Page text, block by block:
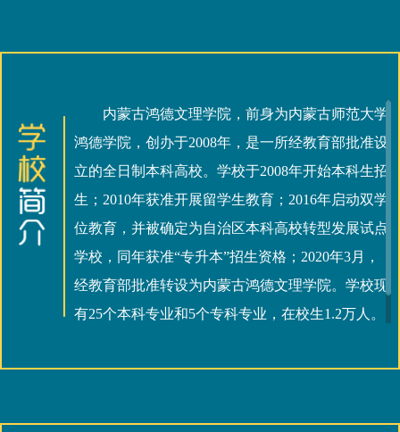
内蒙古鸿德文理学院，前身为内蒙古师范大学
鸿德学院，创办于2008年，是一所经教育部批准设
立的全日制本科高校。学校于2008年开始本科生招
生；2010年获准开展留学生教育；2016年启动双学
位教育，并被确定为自治区本科高校转型发展试点
学校，同年获准“专升本”招生资格；2020年3月，
经教育部批准转设为内蒙古鸿德文理学院。学校现
有25个本科专业和5个专科专业，在校生1.2万人。